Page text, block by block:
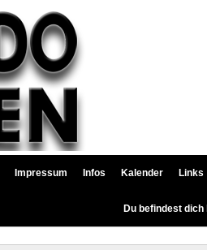
Impressum Infos Kalender Links
Du befindest